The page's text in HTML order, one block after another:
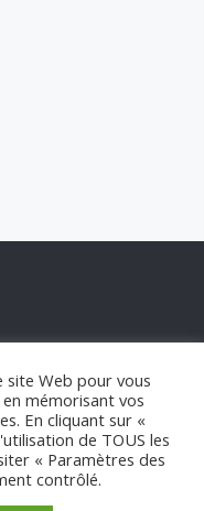
site Web pour vous
mémorisant vos
En cliquant sur «
de TOUS les
« Paramètres des
contrôlé.